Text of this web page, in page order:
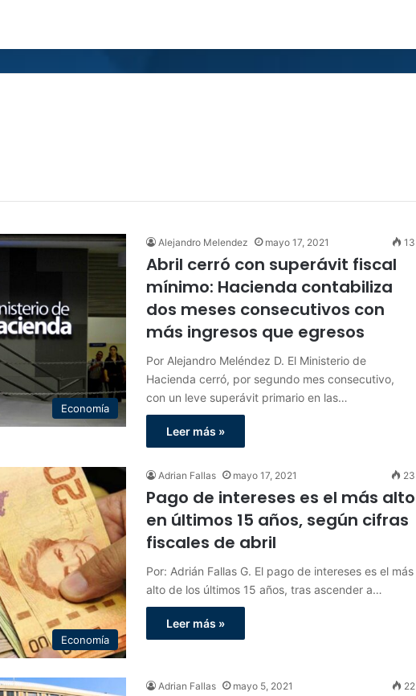
Economía
Alejandro Melendez mayo 17, 2021 13
Abril cerró con superávit fiscal
mínimo: Hacienda contabiliza
dos meses consecutivos con
más ingresos que egresos
Por Alejandro Meléndez D. El Ministerio de
Hacienda cerró, por segundo mes consecutivo,
con un leve superávit primario en las…
Leer más »
Economía
Adrian Fallas mayo 17, 2021 23
Pago de intereses es el más alto
en últimos 15 años, según cifras
fiscales de abril
Por: Adrián Fallas G. El pago de intereses es el más
alto de los últimos 15 años, tras ascender a…
Leer más »
Adrian Fallas mayo 5, 2021 22